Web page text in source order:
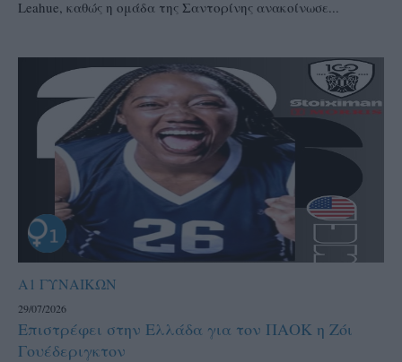
Leahue, καθώς η ομάδα της Σαντορίνης ανακοίνωσε...
Α1 ΓΥΝΑΙΚΩΝ
29/07/2026
Επιστρέφει στην Ελλάδα για τον ΠΑΟΚ η Ζόι
Γουέδεριγκτον